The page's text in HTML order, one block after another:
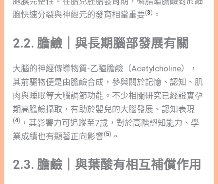
胞快速分裂與神經元的發育相當重要(3) 。
2.2. 膽鹼｜與長期腦部發展有關
大腦的神經傳導物質-乙醯膽鹼（Acetylcholine），
其前驅物便是由膽鹼合成，參與關於記憶、認知、肌
肉與睡眠等大腦調節功能。不少相關研究已經證實孕
期高膽鹼攝取，有助於嬰兒的大腦發展、認知表現
(4) ，其影響力可追蹤至7歲，對於高階認知能力、學
業成績也有顯著正向影響(5) 。
2.3. 膽鹼｜與葉酸有相互補償作用